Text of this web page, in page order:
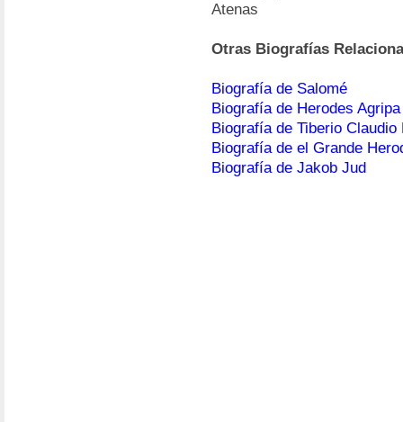
Atenas
Otras Biografías
Biografía de Salomé
Biografía de Herodes
Biografía de Tiberio Claudio
Biografía de el Grande
Biografía de Jakob Jud